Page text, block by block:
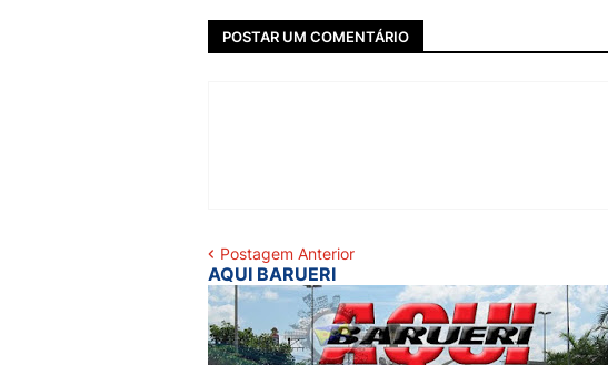
POSTAR UM COMENTÁRIO
Postagem Anterior
AQUI BARUERI